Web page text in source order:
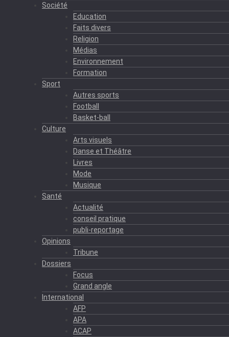
Société
Education
Faits divers
Religion
Médias
Environnement
Formation
Sport
Autres sports
Football
Basket-ball
Culture
Arts visuels
Danse et Théâtre
Livres
Mode
Musique
Santé
Actualité
conseil pratique
publi-reportage
Opinions
Tribune
Dossiers
Focus
Grand angle
International
AFP
APA
ACAP